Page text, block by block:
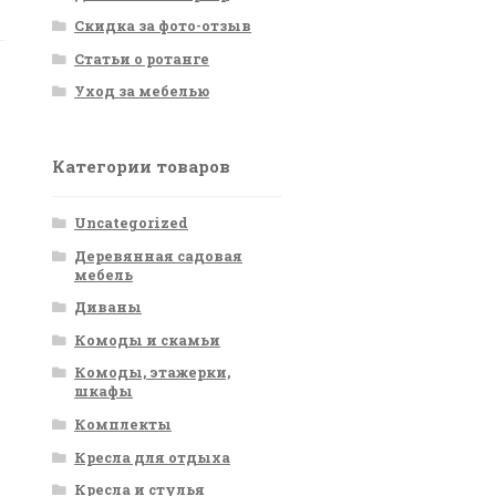
Скидка за фото-отзыв
Статьи о ротанге
Уход за мебелью
Категории товаров
Uncategorized
Деревянная садовая
мебель
Диваны
Комоды и скамьи
Комоды, этажерки,
шкафы
Комплекты
Кресла для отдыха
Кресла и стулья